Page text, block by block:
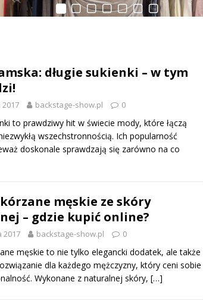
długie sukienki – w tym
backstage-show.pl 0
to prawdziwy hit w świecie mody, które łączą
wszechstronnością. Ich popularność
doskonale sprawdzają się zarówno na co
męskie ze skóry
– gdzie kupić online?
2017 backstage-show.pl 0
męskie to nie tylko elegancki dodatek, ale także
dla każdego mężczyzny, który ceni sobie
Wykonane z naturalnej skóry, […]